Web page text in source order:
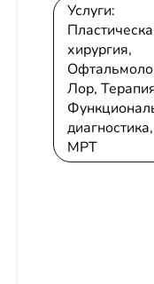
Услуги:
хирургия,
Лор,
диагностика,
МРТ